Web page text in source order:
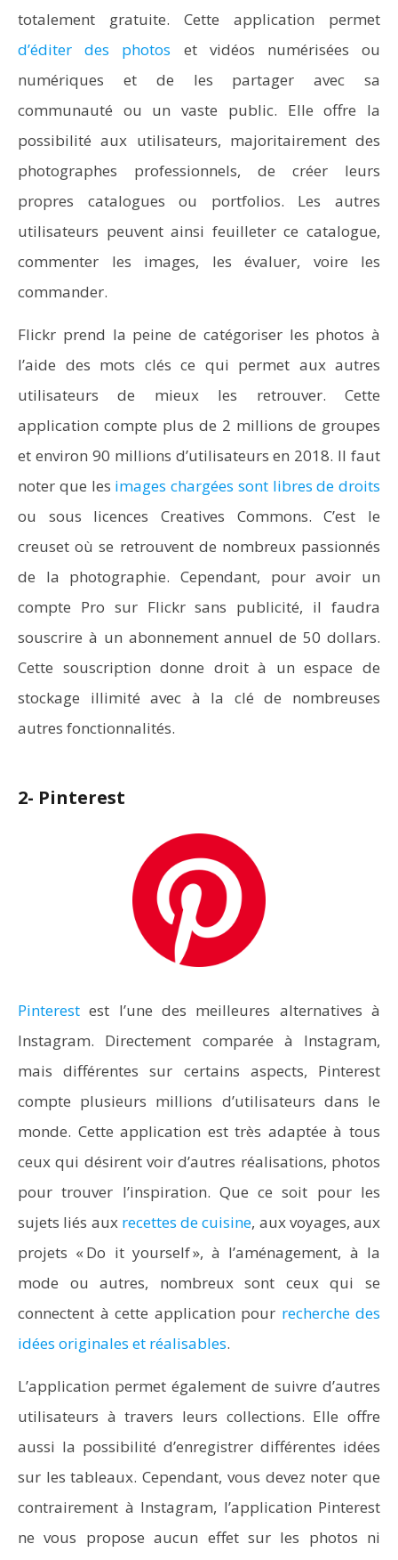
totalement gratuite. Cette application permet
d’éditer des photos et vidéos numérisées ou
numériques et de les partager avec sa
communauté ou un vaste public. Elle offre la
possibilité aux utilisateurs, majoritairement des
photographes professionnels, de créer leurs
propres catalogues ou portfolios. Les autres
utilisateurs peuvent ainsi feuilleter ce catalogue,
commenter les images, les évaluer, voire les
commander.
Flickr prend la peine de catégoriser les photos à
l’aide des mots clés ce qui permet aux autres
utilisateurs de mieux les retrouver. Cette
application compte plus de 2 millions de groupes
et environ 90 millions d’utilisateurs en 2018. Il faut
noter que les images chargées sont libres de droits
ou sous licences Creatives Commons. C’est le
creuset où se retrouvent de nombreux passionnés
de la photographie. Cependant, pour avoir un
compte Pro sur Flickr sans publicité, il faudra
souscrire à un abonnement annuel de 50 dollars.
Cette souscription donne droit à un espace de
stockage illimité avec à la clé de nombreuses
autres fonctionnalités.
2- Pinterest
Pinterest est l’une des meilleures alternatives à
Instagram. Directement comparée à Instagram,
mais différentes sur certains aspects, Pinterest
compte plusieurs millions d’utilisateurs dans le
monde. Cette application est très adaptée à tous
ceux qui désirent voir d’autres réalisations, photos
pour trouver l’inspiration. Que ce soit pour les
sujets liés aux recettes de cuisine, aux voyages, aux
projets « Do it yourself », à l’aménagement, à la
mode ou autres, nombreux sont ceux qui se
connectent à cette application pour recherche des
idées originales et réalisables.
L’application permet également de suivre d’autres
utilisateurs à travers leurs collections. Elle offre
aussi la possibilité d’enregistrer différentes idées
sur les tableaux. Cependant, vous devez noter que
contrairement à Instagram, l’application Pinterest
ne vous propose aucun effet sur les photos ni